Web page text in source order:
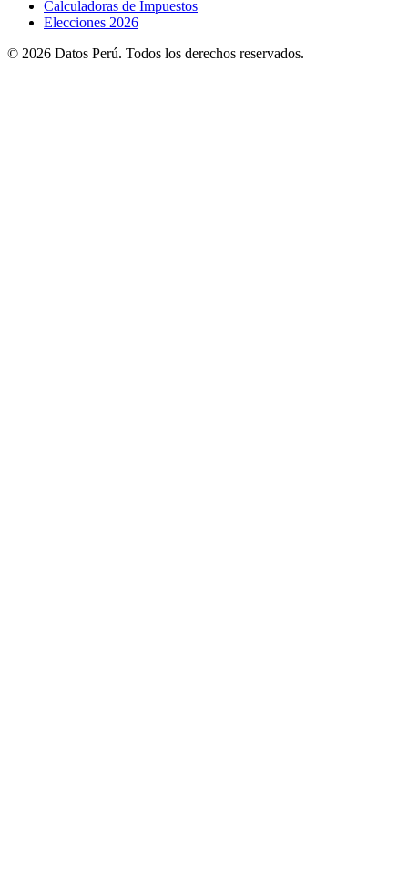
Calculadoras de Impuestos
Elecciones 2026
© 2026 Datos Perú. Todos los derechos reservados.